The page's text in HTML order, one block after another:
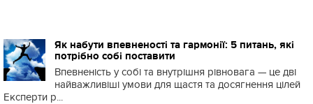
Як набути впевненості та гармонії: 5 питань, які
потрібно собі поставити
Впевненість у собі та внутрішня рівновага — це дві
найважливіші умови для щастя та досягнення цілей
Експерти р...